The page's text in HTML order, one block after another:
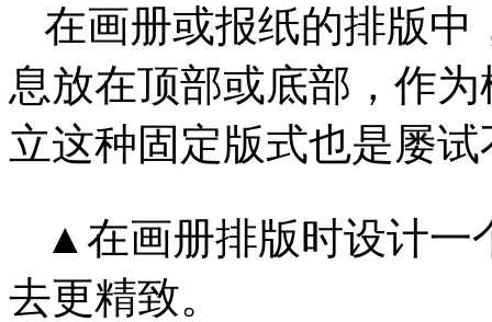
在画册或报纸的排版中
息放在顶部或底部，作
立这种固定版式也是屡
▲在画册排版时设计一
去更精致。